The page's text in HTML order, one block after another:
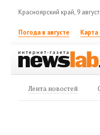
Красноярский край, 9
Погода в августе
Лента новостей